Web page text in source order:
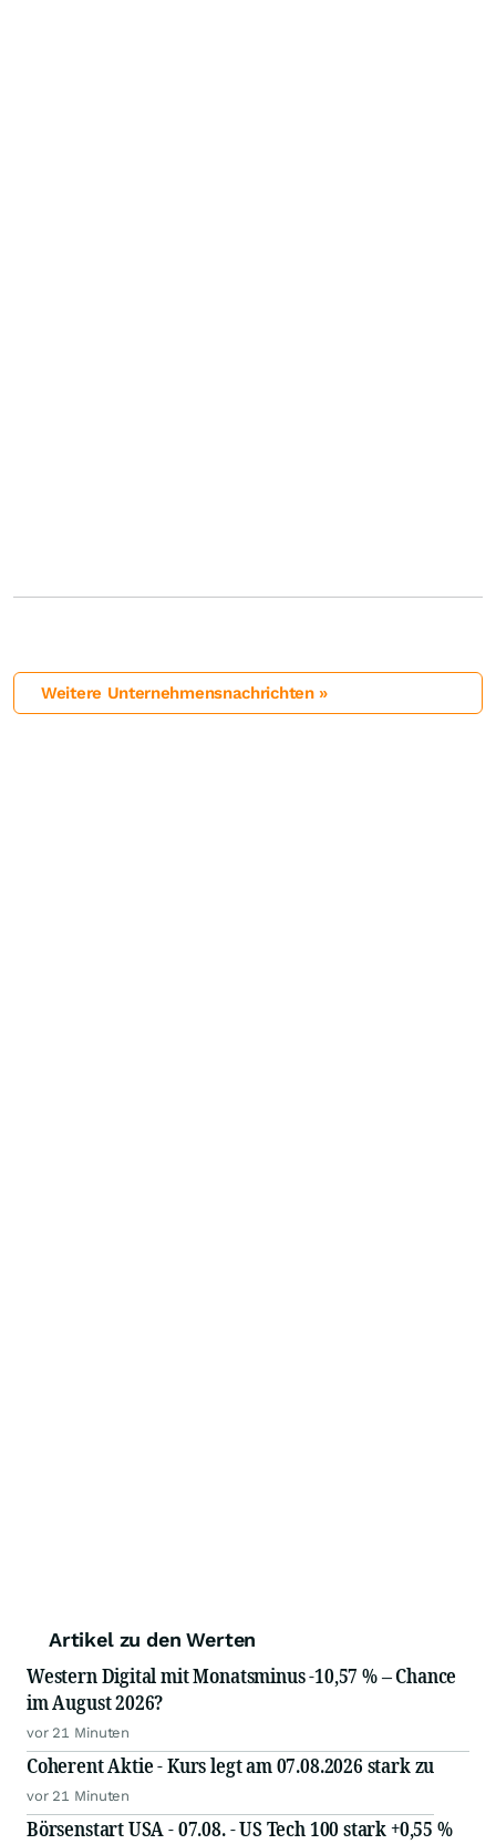
Weitere Unternehmensnachrichten »
Artikel zu den Werten
Western Digital mit Monatsminus -10,57 % – Chance
im August 2026?
vor 21 Minuten
Coherent Aktie - Kurs legt am 07.08.2026 stark zu
vor 21 Minuten
Börsenstart USA - 07.08. - US Tech 100 stark +0,55 %